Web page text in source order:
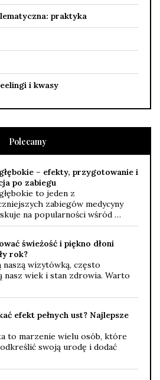
praktyka
i kwasy
Polecamy
– efekty, przygotowanie i
po zabiegu
to jeden z
zabiegów medycyny
na popularności wśród …
świeżość i piękno dłoni
rok?
naszą wizytówką, często
nasz wiek i stan zdrowia. Warto
efekt pełnych ust? Najlepsze
to marzenie wielu osób, które
swoją urodę i dodać